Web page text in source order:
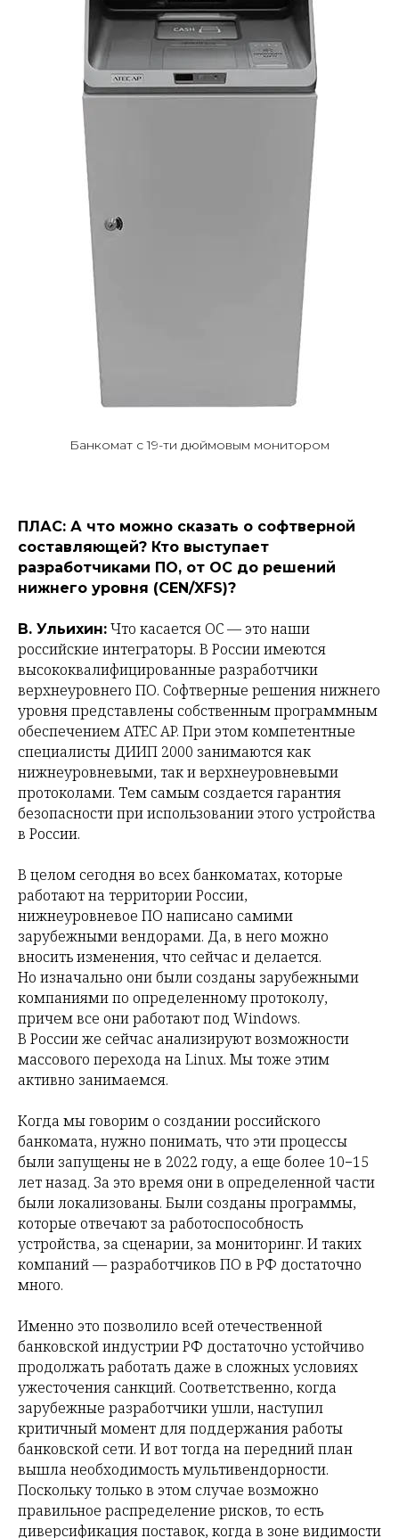
Банкомат с 19-ти дюймовым монитором
ПЛАС: А что можно сказать о софтверной
составляющей? Кто выступает
разработчиками ПО, от ОС до решений
нижнего уровня (CEN/XFS)?
В. Ульихин: Что касается ОС — это наши
российские интеграторы. В России имеются
высококвалифицированные разработчики
верхнеуровнего ПО. Софтверные решения нижнего
уровня представлены собственным программным
обеспечением ATEC AP. При этом компетентные
специалисты ДИИП 2000 занимаются как
нижнеуровневыми, так и верхнеуровневыми
протоколами. Тем самым создается гарантия
безопасности при использовании этого устройства
в России.
В целом сегодня во всех банкоматах, которые
работают на территории России,
нижнеуровневое ПО написано самими
зарубежными вендорами. Да, в него можно
вносить изменения, что сейчас и делается.
Но изначально они были созданы зарубежными
компаниями по определенному протоколу,
причем все они работают под Windows.
В России же сейчас анализируют возможности
массового перехода на Linux. Мы тоже этим
активно занимаемся.
Когда мы говорим о создании российского
банкомата, нужно понимать, что эти процессы
были запущены не в 2022 году, а еще более 10−15
лет назад. За это время они в определенной части
были локализованы. Были созданы программы,
которые отвечают за работоспособность
устройства, за сценарии, за мониторинг. И таких
компаний — разработчиков ПО в РФ достаточно
много.
Именно это позволило всей отечественной
банковской индустрии РФ достаточно устойчиво
продолжать работать даже в сложных условиях
ужесточения санкций. Соответственно, когда
зарубежные разработчики ушли, наступил
критичный момент для поддержания работы
банковской сети. И вот тогда на передний план
вышла необходимость мультивендорности.
Поскольку только в этом случае возможно
правильное распределение рисков, то есть
диверсификация поставок, когда в зоне видимости